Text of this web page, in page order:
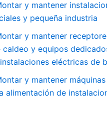
y mantener
y pequeña industria
y mantener
caldeo y equipos
eléctricas de
y mantener
alimentación de